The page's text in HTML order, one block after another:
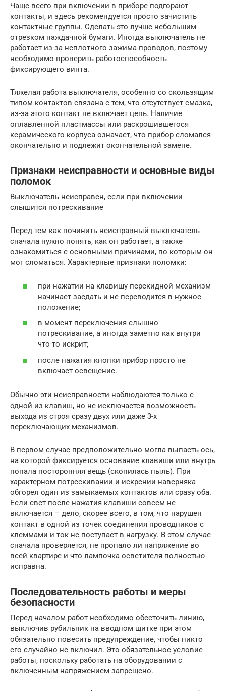
Чаще всего при включении в приборе подгорают
контакты, и здесь рекомендуется просто зачистить
контактные группы. Сделать это лучше небольшим
отрезком наждачной бумаги. Иногда выключатель не
работает из-за неплотного зажима проводов, поэтому
необходимо проверить работоспособность
фиксирующего винта.
Тяжелая работа выключателя, особенно со скользящим
типом контактов связана с тем, что отсутствует смазка,
из-за этого контакт не включает цепь. Наличие
оплавленной пластмассы или раскрошившегося
керамического корпуса означает, что прибор сломался
окончательно и подлежит окончательной замене.
Признаки неисправности и основные виды
поломок
Выключатель неисправен, если при включении
слышится потрескивание
Перед тем как починить неисправный выключатель
сначала нужно понять, как он работает, а также
ознакомиться с основными причинами, по которым он
мог сломаться. Характерные признаки поломки:
при нажатии на клавишу перекидной механизм
начинает заедать и не переводится в нужное
положение;
в момент переключения слышно
потрескивание, а иногда заметно как внутри
что-то искрит;
после нажатия кнопки прибор просто не
включает освещение.
Обычно эти неисправности наблюдаются только с
одной из клавиш, но не исключается возможность
выхода из строя сразу двух или даже 3-х
переключающих механизмов.
В первом случае предположительно могла выпасть ось,
на которой фиксируется основание клавиши или внутрь
попала посторонняя вещь (скопилась пыль). При
характерном потрескивании и искрении наверняка
обгорел один из замыкаемых контактов или сразу оба.
Если свет после нажатия клавиши совсем не
включается – дело, скорее всего, в том, что нарушен
контакт в одной из точек соединения проводников с
клеммами и ток не поступает в нагрузку. В этом случае
сначала проверяется, не пропало ли напряжение во
всей квартире и что лампочка осветителя полностью
исправна.
Последовательность работы и меры
безопасности
Перед началом работ необходимо обесточить линию,
выключив рубильник на вводном щитке при этом
обязательно повесить предупреждение, чтобы никто
его случайно не включил. Это обязательное условие
работы, поскольку работать на оборудовании с
включенным напряжением запрещено.